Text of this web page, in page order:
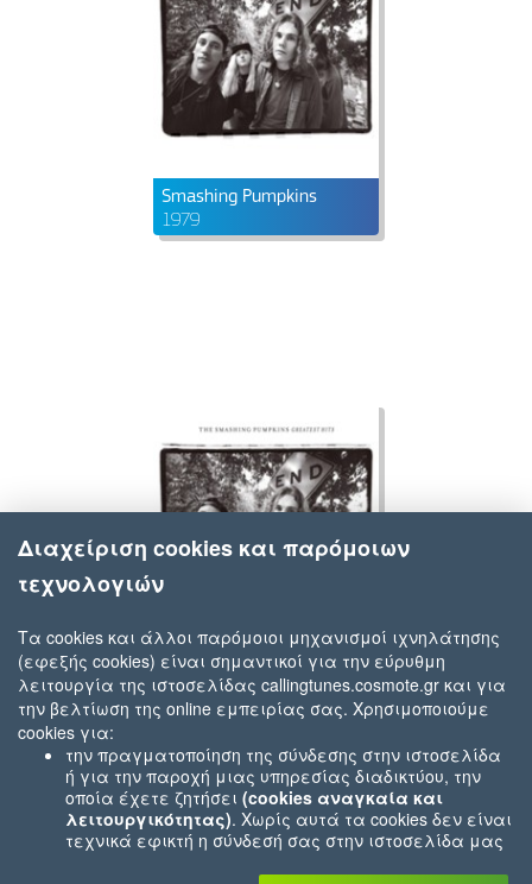
Smashing Pumpkins
1979
Smashing Pumpkins
Zero
Διαχείριση cookies και παρόμοιων
τεχνολογιών
Τα cookies και άλλοι παρόμοιοι μηχανισμοί ιχνηλάτησης
(εφεξής cookies) είναι σημαντικοί για την εύρυθμη
λειτουργία της ιστοσελίδας callingtunes.cosmote.gr και για
την βελτίωση της online εμπειρίας σας. Χρησιμοποιούμε
cookies για:
την πραγματοποίηση της σύνδεσης στην ιστοσελίδα
ή για την παροχή μιας υπηρεσίας διαδικτύου, την
οποία έχετε ζητήσει (cookies αναγκαία και
λειτουργικότητας). Χωρίς αυτά τα cookies δεν είναι
τεχνικά εφικτή η σύνδεσή σας στην ιστοσελίδα μας